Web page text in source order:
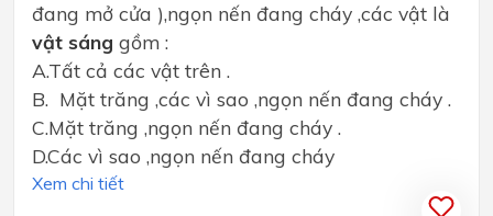
đang mở cửa ),ngọn nến đang cháy ,các vật là
vật sáng gồm :
A.Tất cả các vật trên .
B. Mặt trăng ,các vì sao ,ngọn nến đang cháy .
C.Mặt trăng ,ngọn nến đang cháy .
D.Các vì sao ,ngọn nến đang cháy
Xem chi tiết